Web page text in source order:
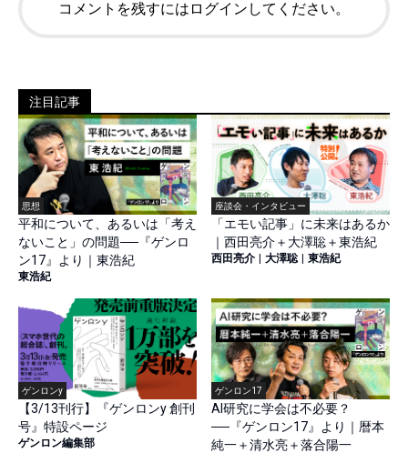
コメントを残すにはログインしてください。
注目記事
思想
平和について、あるいは「考え
ないこと」の問題──『ゲンロ
ン17』より｜東浩紀
東浩紀
座談会・インタビュー
「エモい記事」に未来はあるか
｜西田亮介＋大澤聡＋東浩紀
西田亮介 大澤聡 東浩紀
ゲンロンy
【3/13刊行】『ゲンロンy 創刊
号』特設ページ
ゲンロン編集部
ゲンロン17
AI研究に学会は不必要？
──『ゲンロン17』より｜暦本
純一＋清水亮＋落合陽一